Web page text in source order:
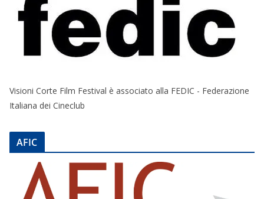
Visioni Corte Film Festival è associato alla FEDIC - Federazione
Italiana dei Cineclub
AFIC